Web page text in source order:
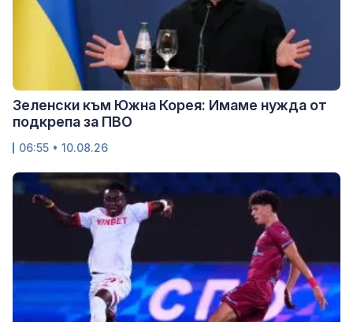
Зеленски към Южна Корея: Имаме нужда от
подкрепа за ПВО
06:55 • 10.08.26